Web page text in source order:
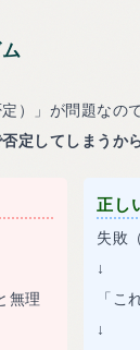
）」が問題なの
定してしまうか
無理
正し
失敗
↓
「こ
↓